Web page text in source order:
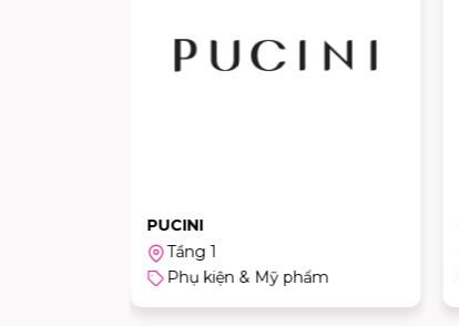
PUCINI
Tầng 1
Phụ kiện & Mỹ phẩm